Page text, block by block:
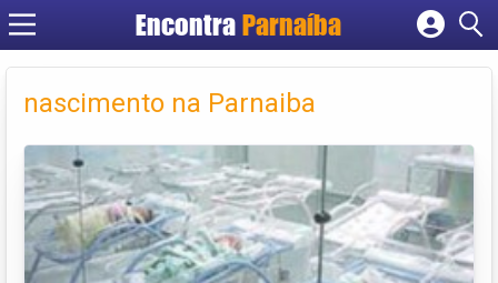
Encontra Parnaíba
Cadastrar empresa
Criar conta
nascimento na Parnaiba